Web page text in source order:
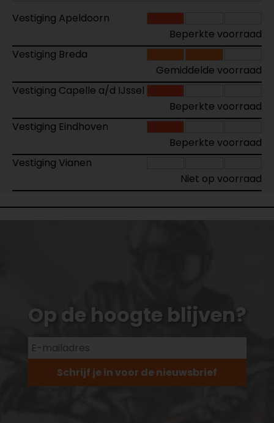
Vestiging Apeldoorn
Beperkte voorraad
Vestiging Breda
Gemiddelde voorraad
Vestiging Capelle a/d IJssel
Beperkte voorraad
Vestiging Eindhoven
Beperkte voorraad
Vestiging Vianen
Niet op voorraad
Op de hoogte blijven?
Schrijf je in voor de nieuwsbrief